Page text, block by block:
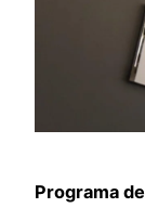
Programa